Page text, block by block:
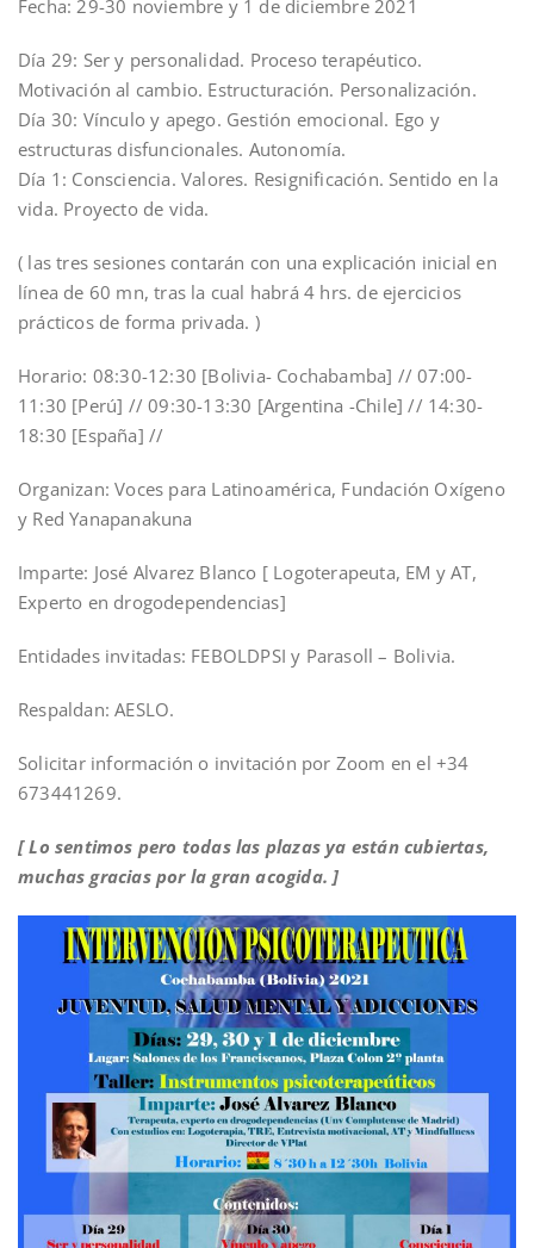
Fecha: 29-30 noviembre y 1 de diciembre 2021
Día 29: Ser y personalidad. Proceso terapéutico.
Motivación al cambio. Estructuración. Personalización.
Día 30: Vínculo y apego. Gestión emocional. Ego y
estructuras disfuncionales. Autonomía.
Día 1: Consciencia. Valores. Resignificación. Sentido en la
vida. Proyecto de vida.
( las tres sesiones contarán con una explicación inicial en
línea de 60 mn, tras la cual habrá 4 hrs. de ejercicios
prácticos de forma privada. )
Horario: 08:30-12:30 [Bolivia- Cochabamba] // 07:00-
11:30 [Perú] // 09:30-13:30 [Argentina -Chile] // 14:30-
18:30 [España] //
Organizan: Voces para Latinoamérica, Fundación Oxígeno
y Red Yanapanakuna
Imparte: José Alvarez Blanco [ Logoterapeuta, EM y AT,
Experto en drogodependencias]
Entidades invitadas: FEBOLDPSI y Parasoll – Bolivia.
Respaldan: AESLO.
Solicitar información o invitación por Zoom en el +34
673441269.
[ Lo sentimos pero todas las plazas ya están cubiertas,
muchas gracias por la gran acogida. ]